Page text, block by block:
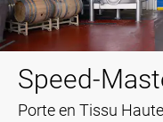
Speed-
Porte en Tissu